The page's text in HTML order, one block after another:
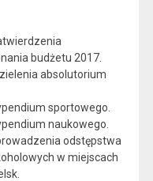
budżetu 2017.
absolutorium
sportowego.
naukowego.
odstępstwa
w miejscach